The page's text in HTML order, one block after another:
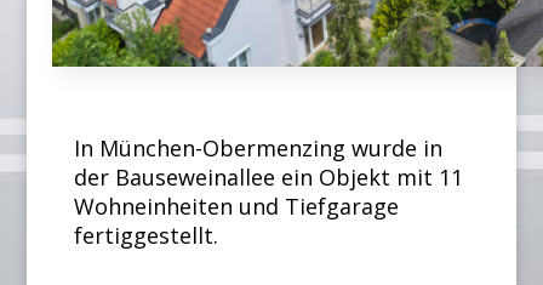
In München-Obermenzing wurde in
der Bauseweinallee ein Objekt mit 11
Wohneinheiten und Tiefgarage
fertiggestellt.